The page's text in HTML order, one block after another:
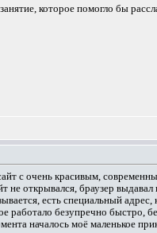
которое помогло бы
с очень красивым,
открывался, браузер
есть специальный адрес,
работало безупречно быстро,
началось моё маленькое